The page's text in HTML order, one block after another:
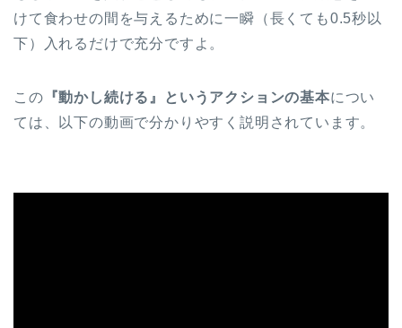
けて食わせの間を与えるために一瞬（長くても0.5秒以
下）入れるだけで充分ですよ。
この 『動かし続ける』というアクションの基本につい
ては、以下の動画で分かりやすく説明されています。